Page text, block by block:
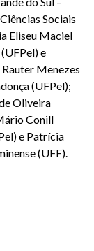
Sociais
Eliseu Maciel
e
Menezes
(UFPel);
Oliveira
Conill
e Patrícia
(UFF).